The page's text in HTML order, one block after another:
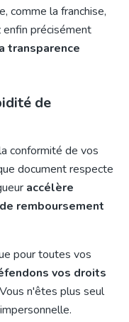
comme la franchise,
précisément
transparence
de
conformité de vos
document respecte
accélère
remboursement
pour toutes vos
vos droits
n'êtes plus seul